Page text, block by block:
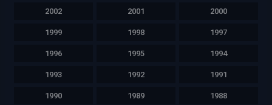
2002 2001 2000
1999 1998 1997
1996 1995 1994
1993 1992 1991
1990 1989 1988